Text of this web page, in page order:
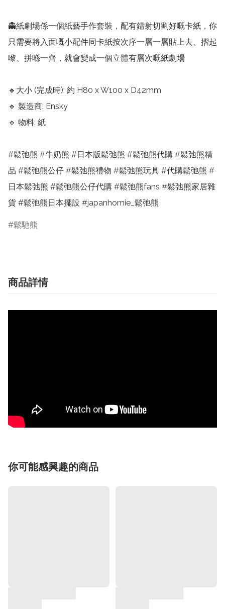
👻紙劇場係一個紙藝手作套裝，配有鐳射切割好嘅卡紙，你
只需要將入面嘅小配件同卡紙按次序一層一層貼上去、摺起
嚟、拼喺一齊，就會變成一個立體有層次嘅紙劇場
🔹大小 (完成時): 約 H80 x W100 x D42mm
🔹 製造商: Ensky
🔹 物料: 紙
#鬆弛熊 #牛奶熊 #日本版鬆弛熊 #鬆弛熊代購 #鬆弛熊精
品 #鬆弛熊公仔 #鬆弛熊禮物 #鬆弛熊玩具 #代購鬆弛熊 #
日本鬆弛熊 #鬆弛熊公仔代購 #鬆弛熊fans #鬆弛熊家居雜
貨 #鬆弛熊日本擺設 #japanhomie_鬆弛熊
鬆馳熊
商品詳情
你可能感興趣的商品